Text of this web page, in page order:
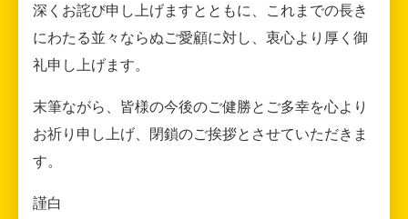
深くお詫び申し上げますとともに、これまでの長き
にわたる並々ならぬご愛顧に対し、衷心より厚く御
礼申し上げます。
末筆ながら、皆様の今後のご健勝とご多幸を心より
お祈り申し上げ、閉鎖のご挨拶とさせていただきま
す。
謹白